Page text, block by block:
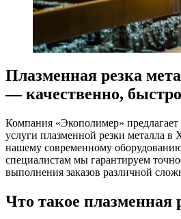
Плазменная резка
— качественно,
Компания «Экополимер»
услуги плазменной резки металла в
нашему современному
специалистам мы гарантируем
выполнения заказов различной
Что такое плазменная